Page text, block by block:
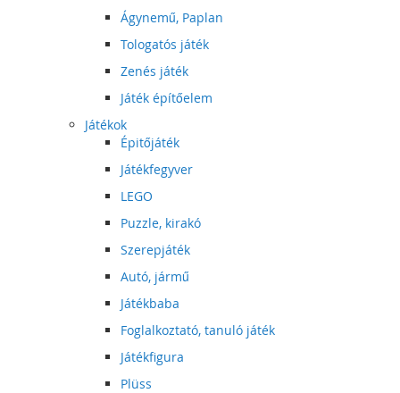
Ágynemű, Paplan
Tologatós játék
Zenés játék
Játék építőelem
Játékok
Épitőjáték
Játékfegyver
LEGO
Puzzle, kirakó
Szerepjáték
Autó, jármű
Játékbaba
Foglalkoztató, tanuló játék
Játékfigura
Plüss